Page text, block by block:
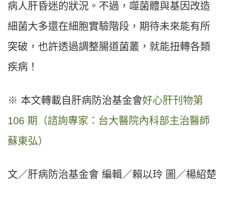
病人肝昏迷的狀況。不過，噬菌體與基因改造
細菌大多還在細胞實驗階段，期待未來能有所
突破，也許透過調整腸道菌叢，就能扭轉各類
疾病！
※ 本文轉載自肝病防治基金會好心肝刊物第
106 期（諮詢專家：台大醫院內科部主治醫師
蘇東弘）
文／肝病防治基金會 編輯／賴以玲 圖／楊紹楚